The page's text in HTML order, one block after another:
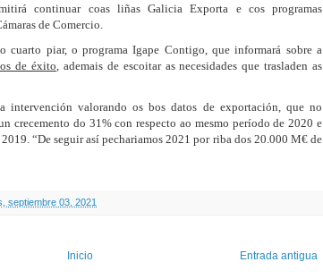
continuar coas liñas Galicia Exporta e cos programas
de Comercio.
cuarto piar, o programa Igape Contigo, que informará sobre a
de éxito , ademais de escoitar as necesidades que trasladen as
intervención valorando os bos datos de exportación, que no
crecemento do 31% con respecto ao mesmo período de 2020 e
“De seguir así pechariamos 2021 por riba dos 20.000 M€ de
septiembre 03, 2021
Entrada antigua
Inicio